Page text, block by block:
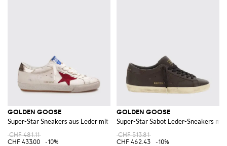
GOLDEN GOOSE
Super-Star Sneakers aus Leder mit Used-Effekt
CHF 481.11
CHF 433.00
-10%
GOLDEN GOOSE
Super-Star Sabot Leder-Sneakers
CHF 513.81
CHF 462.43
-10%